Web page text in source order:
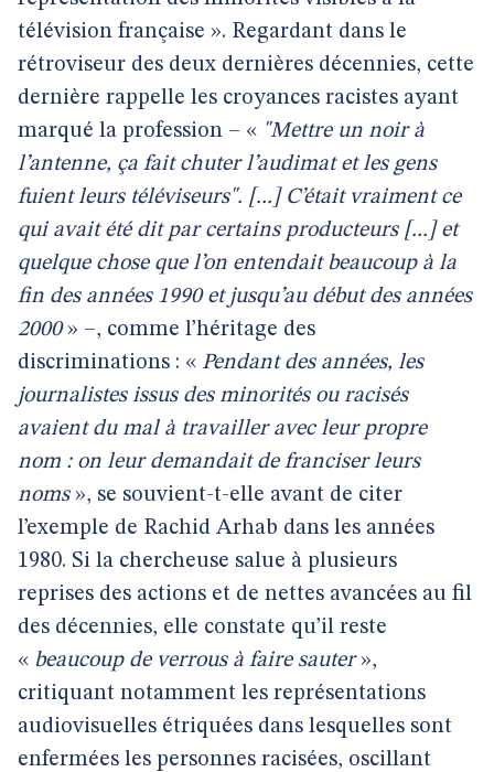
télévision française ». Regardant dans le
rétroviseur des deux dernières décennies, cette
dernière rappelle les croyances racistes ayant
marqué la profession – « "Mettre un noir à
l’antenne, ça fait chuter l’audimat et les gens
fuient leurs téléviseurs". [...] C’était vraiment ce
qui avait été dit par certains producteurs [...] et
quelque chose que l’on entendait beaucoup à la
fin des années 1990 et jusqu’au début des années
2000» –, comme l’héritage des
discriminations : « Pendant des années, les
journalistes issus des minorités ou racisés
avaient du mal à travailler avec leur propre
nom : on leur demandait de franciser leurs
noms», se souvient-t-elle avant de citer
l’exemple de Rachid Arhab dans les années
1980. Si la chercheuse salue à plusieurs
reprises des actions et de nettes avancées au fil
des décennies, elle constate qu’il reste
« beaucoup de verrous à faire sauter»,
critiquant notamment les représentations
audiovisuelles étriquées dans lesquelles sont
enfermées les personnes racisées, oscillant